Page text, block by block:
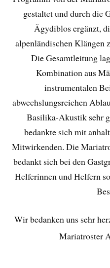
gestaltet und durch die
Ägydiblos ergänzt,
alpenländischen Klängen
Die Gesamtleitung
Kombination aus
instrumentalen
abwechslungsreichen
Basilika-Akustik sehr
bedankte sich mit
Mitwirkenden. Die
bedankt sich bei den
Helferinnen und Helfern
Wir bedanken uns sehr
Mariatroster